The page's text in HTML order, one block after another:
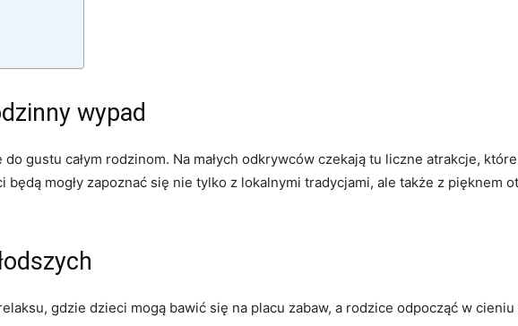
wypad
gustu całym rodzinom. Na małych odkrywców czekają tu liczne atrakcje,
mogły zapoznać się nie tylko z lokalnymi tradycjami, ale także z pięknem
gdzie dzieci mogą bawić się na placu zabaw, a rodzice odpocząć w cieniu